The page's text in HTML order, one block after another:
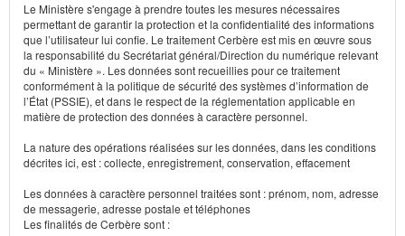
Le Ministère s'engage à prendre toutes les mesures nécessaires
permettant de garantir la protection et la confidentialité des informations
que l’utilisateur lui confie. Le traitement Cerbère est mis en œuvre sous
la responsabilité du Secrétariat général/Direction du numérique relevant
du « Ministère ». Les données sont recueillies pour ce traitement
conformément à la politique de sécurité des systèmes d’information de
l’État (PSSIE), et dans le respect de la réglementation applicable en
matière de protection des données à caractère personnel.
La nature des opérations réalisées sur les données, dans les conditions
décrites ici, est : collecte, enregistrement, conservation, effacement
Les données à caractère personnel traitées sont : prénom, nom, adresse
de messagerie, adresse postale et téléphones
Les finalités de Cerbère sont :